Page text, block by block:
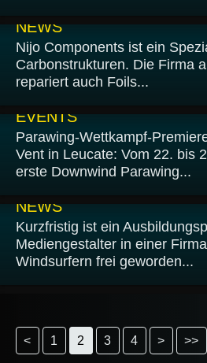
NEWS
Nijo Components ist ein
Carbonstrukturen. Die Firma
repariert auch Foils...
EVENTS
Parawing-Wettkampf-
Vent in Leucate: Vom 22. bis
erste Downwind Parawing...
NEWS
Kurzfristig ist ein
Mediengestalter in einer
Windsurfern frei geworden...
< 1 2 3 4 > >>